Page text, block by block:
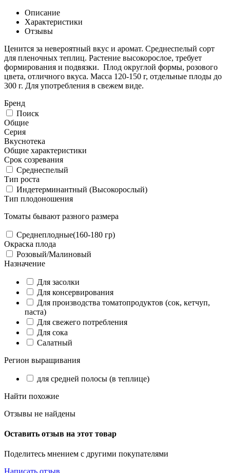
Описание
Характеристики
Отзывы
Ценится за невероятный вкус и аромат. Среднеспелый сорт
для пленочных теплиц. Растение высокорослое, требует
формирования и подвязки. Плод округлой формы, розового
цвета, отличного вкуса. Масса 120-150 г, отдельные плоды до
300 г. Для употребления в свежем виде.
Бренд
Поиск
Общие
Серия
Вкуснотека
Общие характеристики
Срок созревания
Среднеспелый
Тип роста
Индетерминантный (Высокорослый)
Тип плодоношения
Томаты бывают разного размера
Среднеплодные(160-180 гр)
Окраска плода
Розовый/Малиновый
Назначение
Для засолки
Для консервирования
Для производства томатопродуктов (сок, кетчуп,
паста)
Для свежего потребления
Для сока
Салатный
Регион выращивания
для средней полосы (в теплице)
Найти похожие
Отзывы не найдены
Оставить отзыв на этот товар
Поделитесь мнением с другими покупателями